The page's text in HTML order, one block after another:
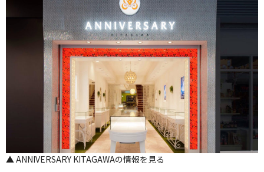
▲ ANNIVERSARY KITAGAWAの情報を見る